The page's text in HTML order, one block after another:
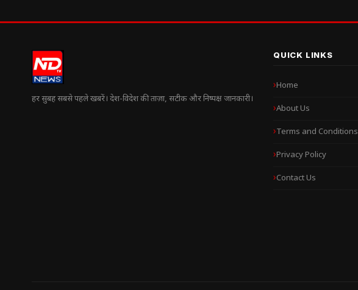
हर सुबह सबसे पहले खबरें। देश-विदेश की ताज़ा, सटीक और निष्पक्ष जानकारी।
QUICK LINKS
Home
About Us
Terms and Conditions
Privacy Policy
Contact Us